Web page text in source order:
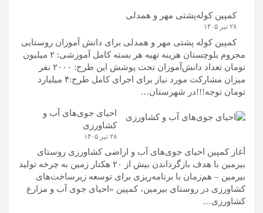
کمپین کوله‌پشتی مهر و همدلی
۲۸ تیر ۱۴۰۵
کمپین کوله‌ پشتی مهر و همدلی برای دانش آموزان روستایی
محروم بلوچستان هزینه تهیه هر بسته کامل آموزشی: ۲ میلیون
تومان تعداد دانش‌آموزان تحت پوشش این طرح: ۲۰۰۰ نفر
میزان مشارکت مورد نیاز برای اجرای کامل طرح:۴ میلیارد
تومان توجه!!!در شهرستان…
احیای جوی‌های آب و
کشاورزی
۲۸ تیر ۱۴۰۵
آغاز کمپین احیای جوی‌های آب و اراضی کشاورزی روستای
بیرمین با هدف بازگرداندن بیش از ۲۰ هکتار زمین به چرخه تولید
بیرمین – هم‌زمان با برنامه‌ریزی برای توسعه زیرساخت‌های
کشاورزی در روستای بیرمین، کمپین «احیای جوی آب و مزارع
کشاورزی…